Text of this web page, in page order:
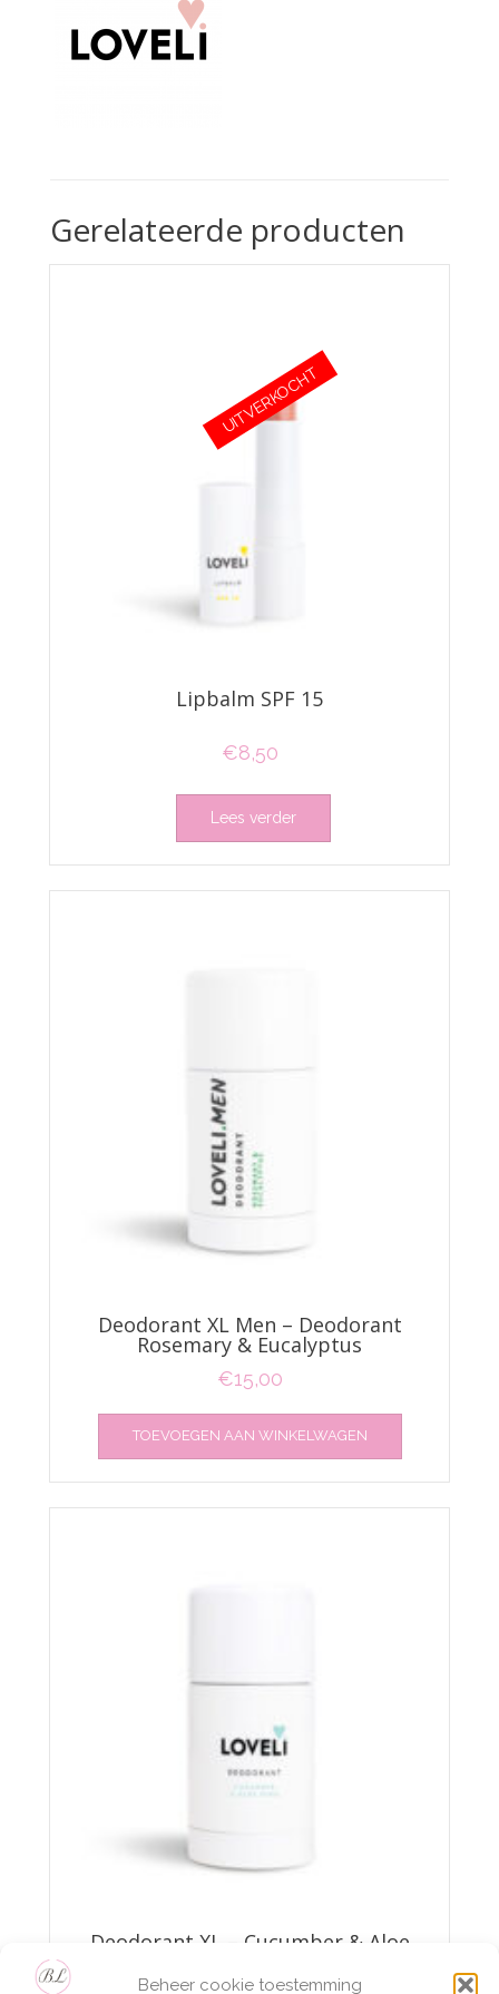
Beheer cookie toestemming
Gerelateerde producten
Lipbalm SPF 15
€8,50
Lees verder
UITVERKOCHT
Deodorant XL Men – Deodorant
Rosemary & Eucalyptus
€15,00
TOEVOEGEN AAN WINKELWAGEN
Deodorant XL – Cucumber & Aloe